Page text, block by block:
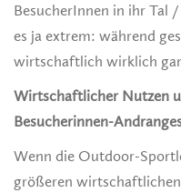
BesucherInnen in ihr Tal
es ja extrem: während
wirtschaftlich wirklich
Wirtschaftlicher Nutzen
Besucherinnen-
Wenn die Outdoor-
größeren